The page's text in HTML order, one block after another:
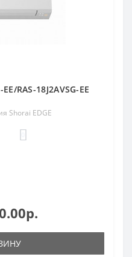
RAS-18J2AVSG-EE
Shorai EDGE